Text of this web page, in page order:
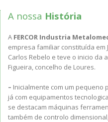
A nossa História
A FERCOR Industria
empresa familiar constituída em
Carlos Rebelo e teve o inicio da
Figueira, concelho de Loures.
– Inicialmente com um pequeno
já com equipamentos
se destacam máquinas
também de controlo